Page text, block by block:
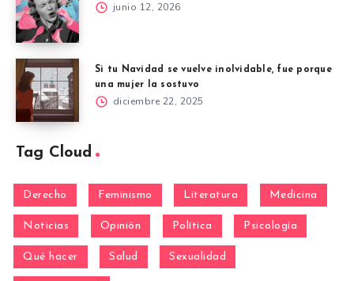
junio 12, 2026
Si tu Navidad se vuelve inolvidable, fue porque
una mujer la sostuvo
diciembre 22, 2025
Tag Cloud
Derecho Feminismo Literatura Medicina
Noticias Opinión Política Psicología
Qué hacer Salud Sexualidad